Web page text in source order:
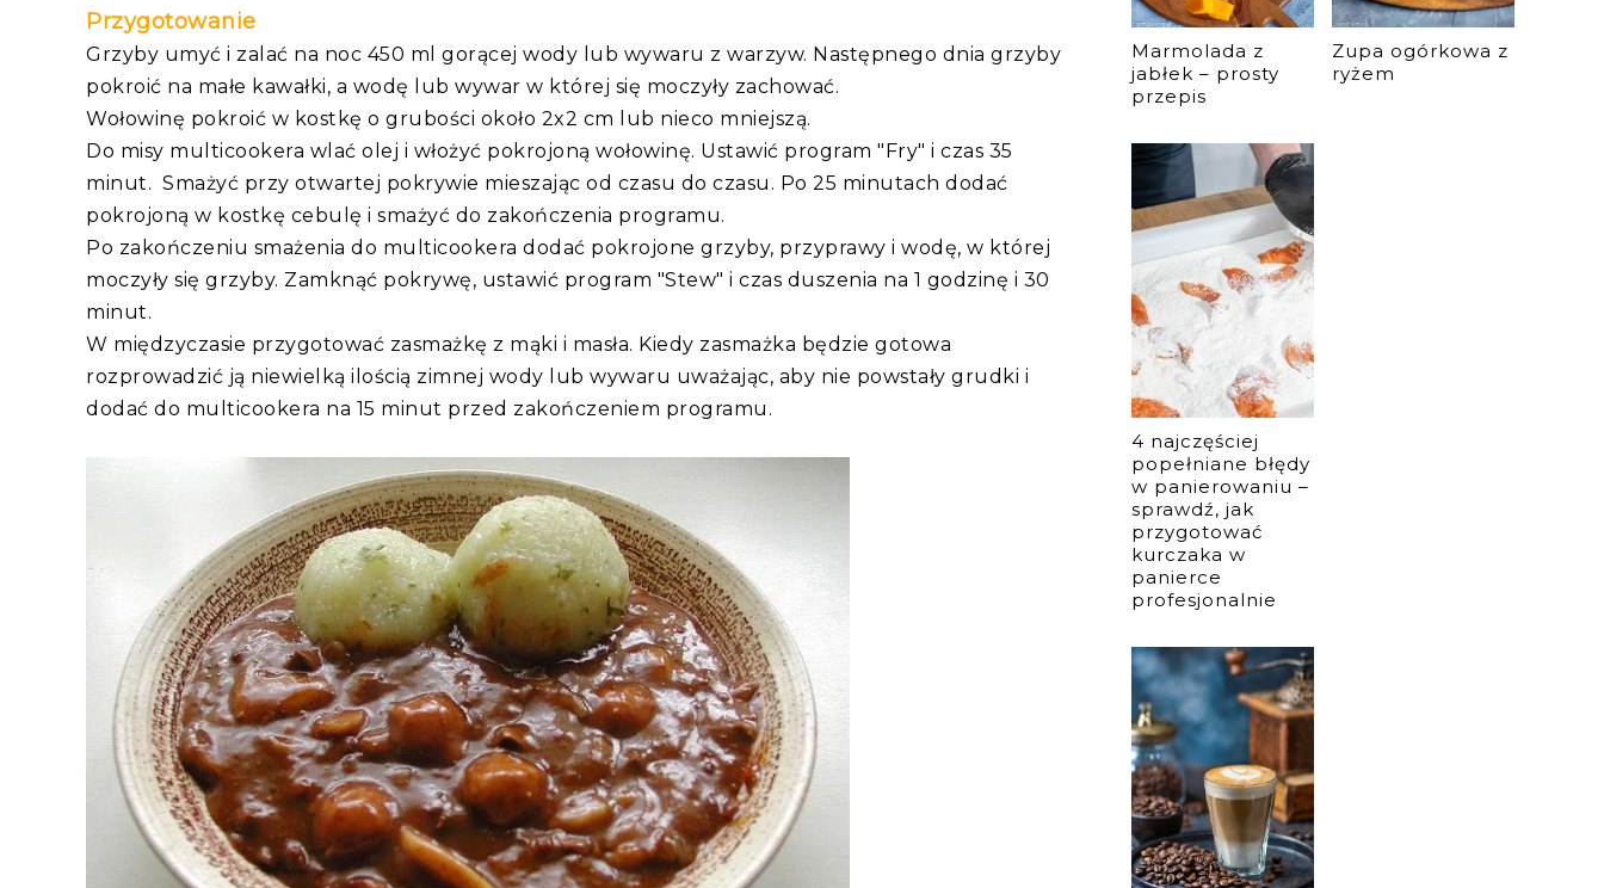
Przygotowanie
Grzyby umyć i zalać na noc 450 ml gorącej wody lub wywaru z warzyw. Następnego dnia grzyby
pokroić na małe kawałki, a wodę lub wywar w której się moczyły zachować.
Wołowinę pokroić w kostkę o grubości około 2x2 cm lub nieco mniejszą.
Do misy multicookera wlać olej i włożyć pokrojoną wołowinę. Ustawić program "Fry" i czas 35
minut. Smażyć przy otwartej pokrywie mieszając od czasu do czasu. Po 25 minutach dodać
pokrojoną w kostkę cebulę i smażyć do zakończenia programu.
Po zakończeniu smażenia do multicookera dodać pokrojone grzyby, przyprawy i wodę, w której
moczyły się grzyby. Zamknąć pokrywę, ustawić program "Stew" i czas duszenia na 1 godzinę i 30
minut.
W międzyczasie przygotować zasmażkę z mąki i masła. Kiedy zasmażka będzie gotowa
rozprowadzić ją niewielką ilością zimnej wody lub wywaru uważając, aby nie powstały grudki i
dodać do multicookera na 15 minut przed zakończeniem programu.
Marmolada z
jabłek – prosty
przepis
Zupa ogórkowa z
ryżem
4 najczęściej
popełniane błędy
w panierowaniu –
sprawdź, jak
przygotować
kurczaka w
panierce
profesjonalnie